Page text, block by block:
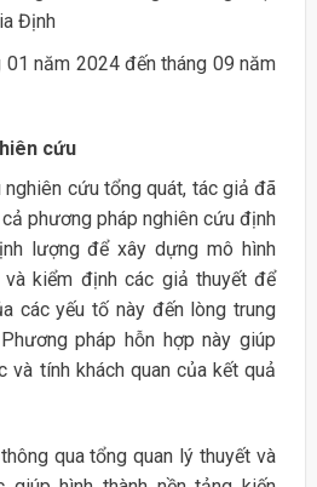
Định
năm 2024 đến tháng 09 năm
cứu
cứu tổng quát, tác giả đã
phương pháp nghiên cứu định
lượng để xây dựng mô hình
kiểm định các giả thuyết để
các yếu tố này đến lòng trung
pháp hỗn hợp này giúp
và tính khách quan của kết quả
qua tổng quan lý thuyết và